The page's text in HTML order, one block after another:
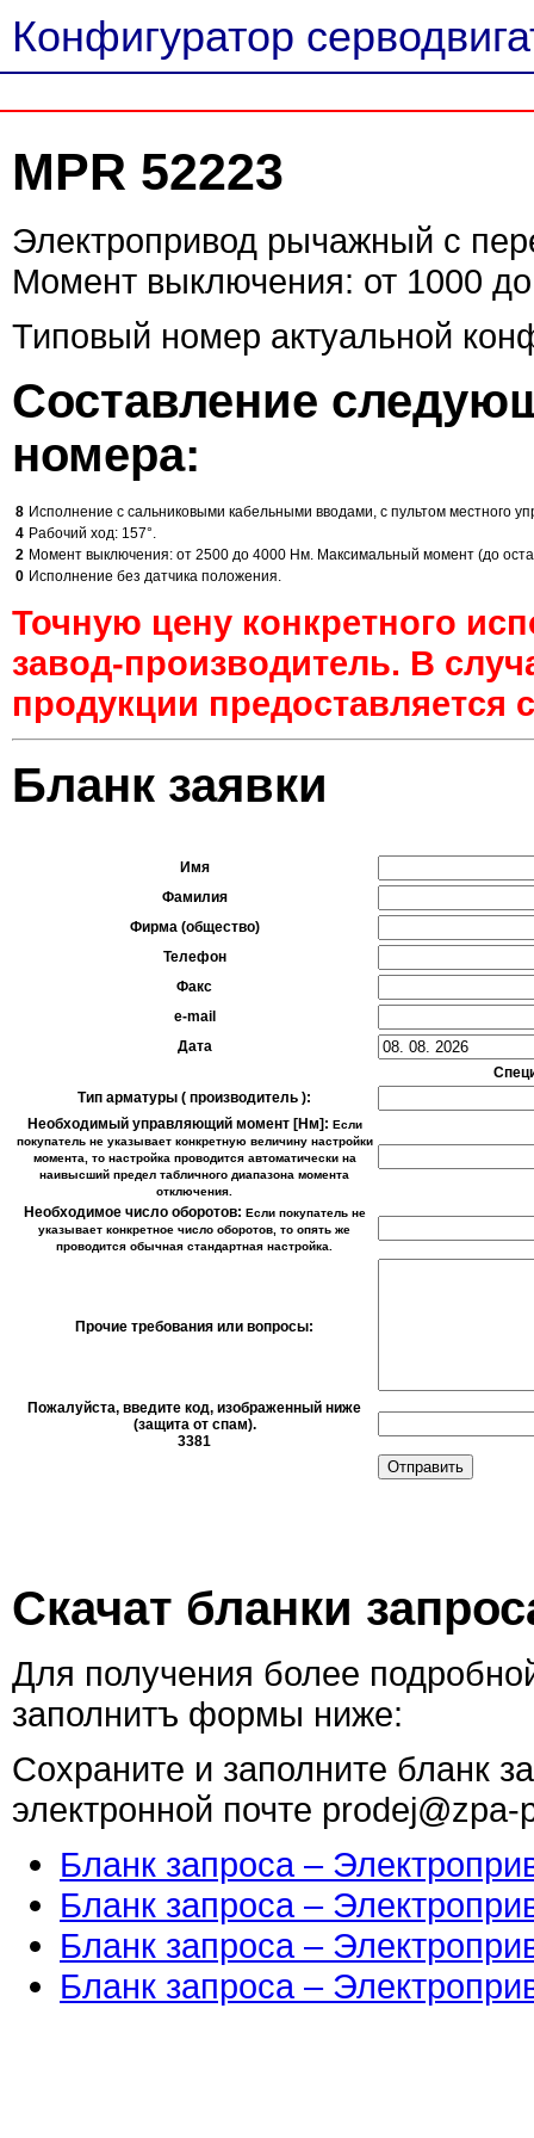
Конфигуратор
MPR 52223
Электропривод рычажный с
Момент выключения: от 1000
Типовый номер актуальной
Составление
номера:
8 Исполнение с сальниковыми кабельными вводами, с пультом местного
4 Рабочий ход: 157°.
2 Момент выключения: от 2500 до 4000 Нм. Максимальный момент (до
0 Исполнение без датчика положения.
Точную цену конкретного
завод-производитель. В
продукции предоставляется
Бланк заявки
Имя
Фамилия
Фирма (общество)
Телефон
Факс
e-mail
Дата
Тип арматуры ( производитель ):
Необходимый управляющий момент [Нм]: Если
покупатель не указывает конкретную величину настройки
момента, то настройка проводится автоматически на
наивысший предел табличного диапазона момента
отключения.
Необходимое число оборотов: Если покупатель не
указывает конкретное число оборотов, то опять же
проводится обычная стандартная настройка.
Прочие требования или вопросы:
Пожалуйста, введите код, изображенный ниже
(защита от спам).
3381
Скачат бланки
Для получения более
заполнитъ формы ниже:
Сохраните и заполните бланк
электронной почте prodej@zpa-
Бланк запроса –
Бланк запроса –
Бланк запроса –
Бланк запроса –